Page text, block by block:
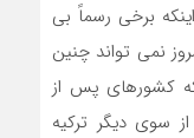
برخی رسماً بی
نمی تواند چنین
کشورهای پس از
سوی دیگر ترکیه